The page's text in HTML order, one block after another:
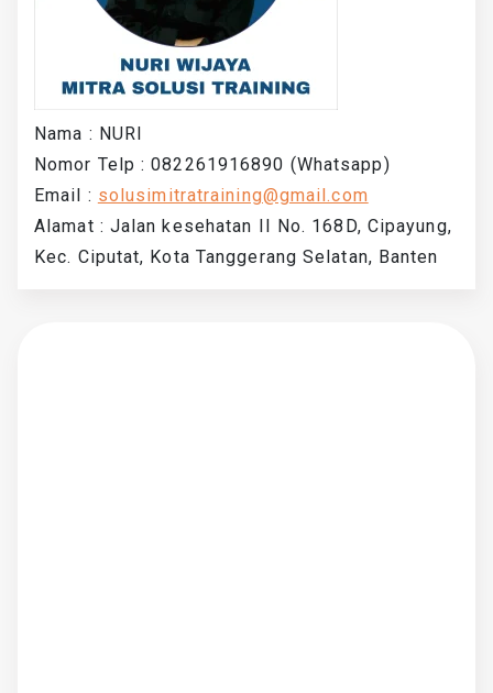
Nama : NURI
Nomor Telp : 082261916890 (Whatsapp)
Email : solusimitratraining@gmail.com
Alamat : Jalan kesehatan II No. 168D, Cipayung,
Kec. Ciputat, Kota Tanggerang Selatan, Banten